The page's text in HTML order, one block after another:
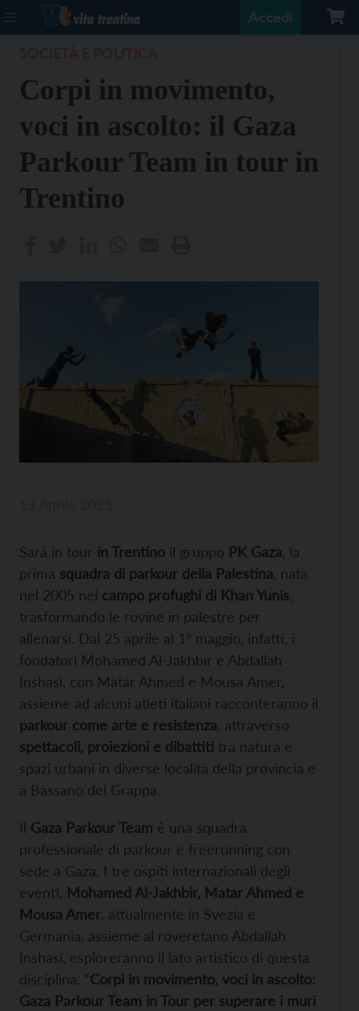
Accedi
Corpi in movimento,
voci in ascolto: il Gaza
Parkour Team in tour in
Trentino
Sarà in tour in Trentino il gruppo PK Gaza , la
prima squadra di parkour della Palestina , nata
nel 2005 nel campo profughi di Khan Yunis
trasformando le rovine in palestre per
allenarsi. Dal 25 aprile al 1° maggio, infatti, i
fondatori Mohamed Al-Jakhbir e Abdallah
Inshasi, con Matar Ahmed e Mousa Amer,
assieme ad alcuni atleti italiani racconteranno il
parkour come arte e resistenza , attraverso
spettacoli, proiezioni e dibattiti tra natura e
spazi urbani in diverse località della provincia e
a Bassano del Grappa.
Il Gaza Parkour Team è una squadra
professionale di parkour e freerunning con
sede a Gaza. I tre ospiti internazionali degli
eventi, Mohamed Al-Jakhbir, Matar Ahmed e
Mousa Amer , attualmente in Svezia e
Germania, assieme al roveretano Abdallah
Inshasi, esploreranno il lato artistico di questa
disciplina. “Corpi in movimento, voci in ascolto:
Gaza Parkour Team in Tour per superare i muri